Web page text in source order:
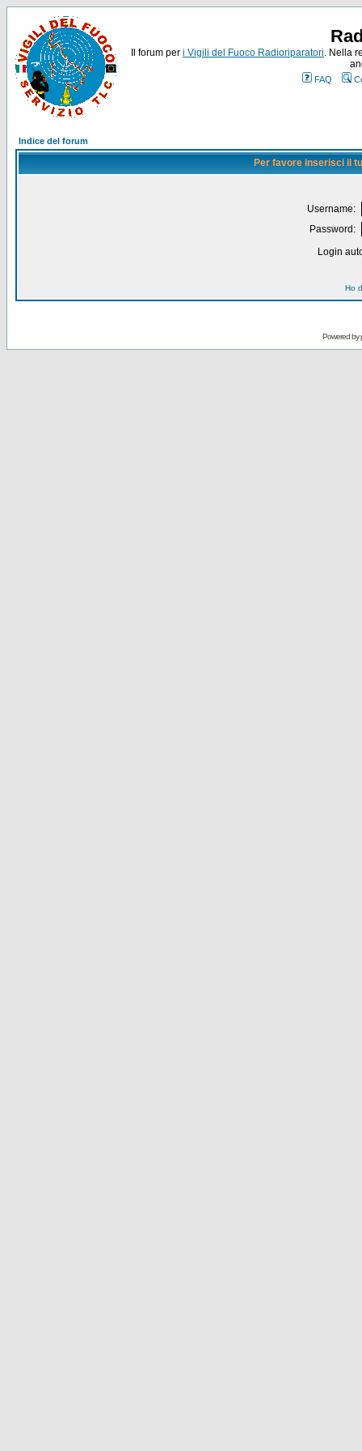
Il forum per i Vigili del Fuoco Radioriparatori. Nella
FAQ
Indice del forum
Per favore inserisci il
Username:
Password:
Login
Ho
Powered by